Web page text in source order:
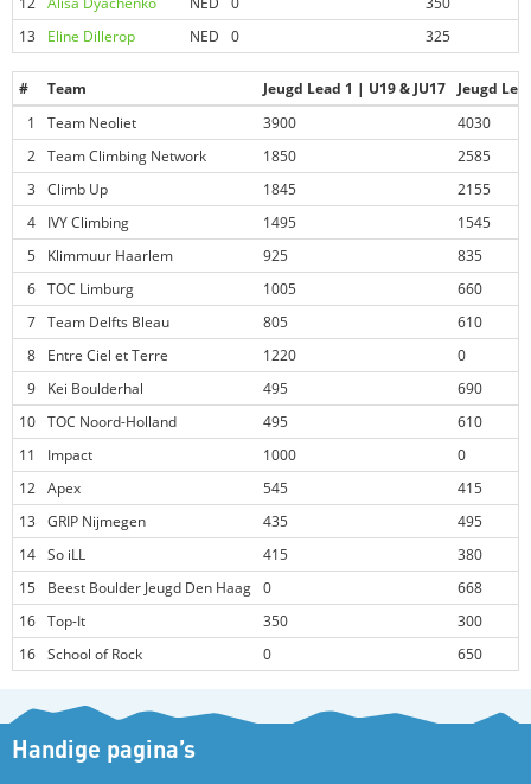
13
Eline Dillerop NED 0 325
# Team Jeugd Lead 1 | U19 & JU17
Jeugd
1
Team Neoliet 3900
4030
2 Team Climbing Network 1850
2585
3
Climb Up 1845
2155
4
IVY Climbing 1495
1545
5
Klimmuur Haarlem 925
835
6 TOC Limburg 1005
660
7 Team Delfts Bleau 805
610
8
Entre Ciel et Terre 1220
0
9
Kei Boulderhal 495
690
10 TOC Noord-Holland 495
610
11
Impact 1000
0
12 Apex 545
415
13
GRIP Nijmegen 435
495
14 So iLL 415
380
15
Beest Boulder Jeugd Den Haag 0
668
16 Top-It 350
300
16 School of Rock 0 650
Handige pagina’s